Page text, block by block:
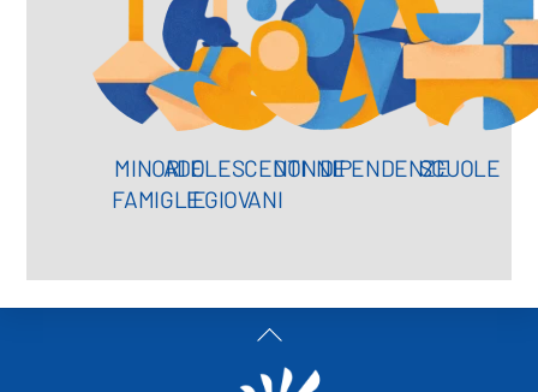
MINORI E
FAMIGLIE
ADOLESCENTI
E GIOVANI
DONNEDIPENDENZESCUOLE
Back